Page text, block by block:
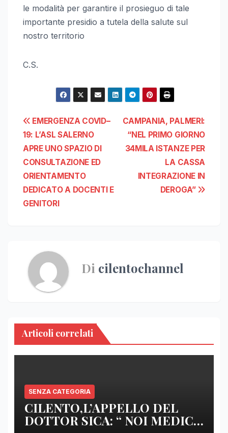
le modalità per garantire il prosieguo di tale
importante presidio a tutela della salute sul
nostro territorio
C.S.
Navigazione
articoli
CAMPANIA, PALMERI:
“NEL PRIMO GIORNO
34MILA ISTANZE PER
LA CASSA
INTEGRAZIONE IN
DEROGA”
EMERGENZA COVID–
19: L’ASL SALERNO
APRE UNO SPAZIO DI
CONSULTAZIONE ED
ORIENTAMENTO
DEDICATO A DOCENTI E
GENITORI
Di cilentochannel
Articoli correlati
SENZA CATEGORIA
CILENTO,L’APPELLO DEL
DOTTOR SICA: “ NOI MEDICI